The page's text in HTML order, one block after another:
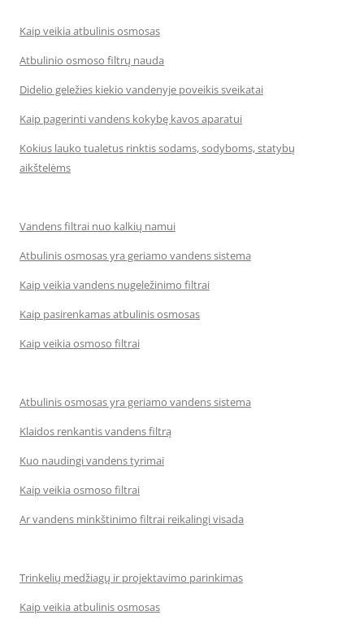
Kaip veikia atbulinis osmosas
Atbulinio osmoso filtrų nauda
Didelio geležies kiekio vandenyje poveikis sveikatai
Kaip pagerinti vandens kokybę kavos aparatui
Kokius lauko tualetus rinktis sodams, sodyboms, statybų
aikštelėms
Vandens filtrai nuo kalkių namui
Atbulinis osmosas yra geriamo vandens sistema
Kaip veikia vandens nugeležinimo filtrai
Kaip pasirenkamas atbulinis osmosas
Kaip veikia osmoso filtrai
Atbulinis osmosas yra geriamo vandens sistema
Klaidos renkantis vandens filtrą
Kuo naudingi vandens tyrimai
Kaip veikia osmoso filtrai
Ar vandens minkštinimo filtrai reikalingi visada
Trinkelių medžiagų ir projektavimo parinkimas
Kaip veikia atbulinis osmosas